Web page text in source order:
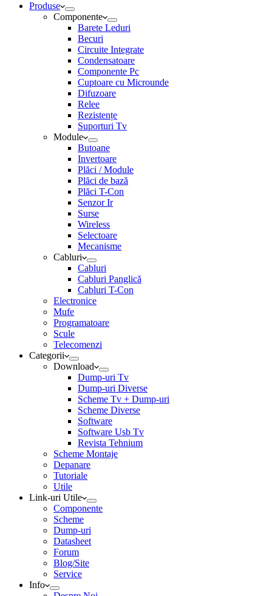
Produse
Componente
Barete Leduri
Becuri
Circuite Integrate
Condensatoare
Componente Pc
Cuptoare cu Microunde
Difuzoare
Relee
Rezistențe
Suporturi Tv
Module
Butoane
Invertoare
Plăci / Module
Plăci de bază
Plăci T-Con
Senzor Ir
Surse
Wireless
Selectoare
Mecanisme
Cabluri
Cabluri
Cabluri Panglică
Cabluri T-Con
Electronice
Mufe
Programatoare
Scule
Telecomenzi
Categorii
Download
Dump-uri Tv
Dump-uri Diverse
Scheme Tv + Dump-uri
Scheme Diverse
Software
Software Usb Tv
Revista Tehnium
Scheme Montaje
Depanare
Tutoriale
Utile
Link-uri Utile
Componente
Scheme
Dump-uri
Datasheet
Forum
Blog/Site
Service
Info